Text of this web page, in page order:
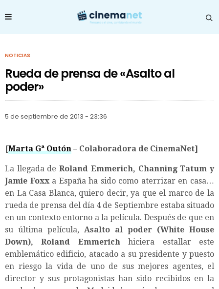
NOTICIAS
Rueda de prensa de «Asalto al
poder»
5 de septiembre de 2013 - 23:36
[Marta Gª Outón – Colaboradora de CinemaNet]
La llegada deRoland Emmerich, Channing Tatum y
Jamie Foxxa España ha sido como aterrizar en casa…
en La Casa Blanca, quiero decir, ya que el marco de la
rueda de prensa del día 4 de Septiembre estaba situado
en un contexto entorno a la película. Después de que en
su última película, Asalto al poder (White House
Down), Roland Emmerichhiciera estallar este
emblemático edificio, atacado a su presidente y puesto
en riesgo la vida de uno de sus mejores agentes, el
director y sus protagonistas han sido recibidos en la